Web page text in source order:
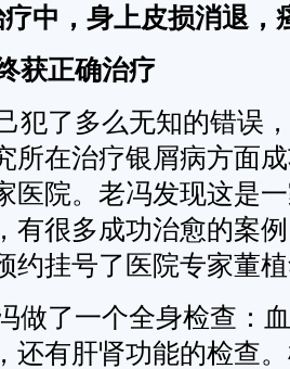
中，身上皮损消退，
获正确治疗
犯了多么无知的错误
所在治疗银屑病方面
医院。老冯发现这是
有很多成功治愈的案
约挂号了医院专家董
做了一个全身检查：
还有肝肾功能的检查